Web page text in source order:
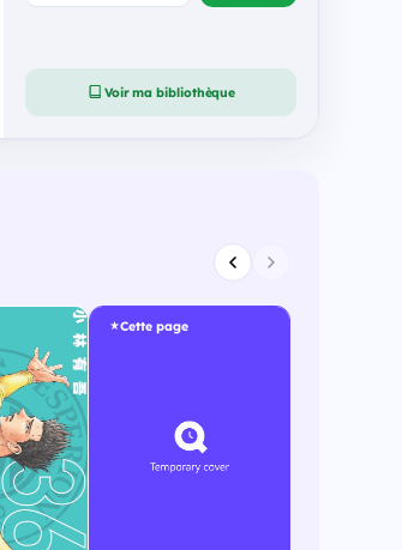
Voir ma bibliothèque
Cette page